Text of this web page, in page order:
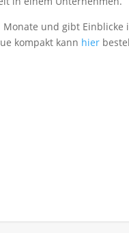
und gibt Einblicke
kompakt kann hier